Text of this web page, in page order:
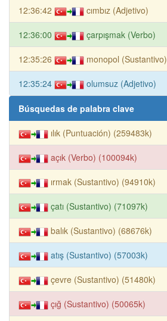
12:36:42 cımbız (Adjetivo)
12:36:00 çarpışmak (Verbo)
12:35:26 monopol (Sustantivo)
12:35:24 olumsuz (Adjetivo)
Búsquedas de palabra clave
ılık (Puntuación) (259483k)
açık (Verbo) (100094k)
ırmak (Sustantivo) (94910k)
çatı (Sustantivo) (71097k)
balık (Sustantivo) (68676k)
atış (Sustantivo) (57003k)
çevre (Sustantivo) (51480k)
çığ (Sustantivo) (50065k)